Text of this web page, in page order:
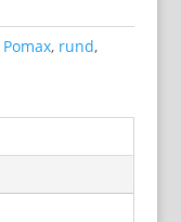
Pomax, rund,